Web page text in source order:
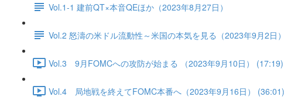
Vol.1-1 建前QT×本音QEほか（2023年8月27日）
Vol.2 怒濤の米ドル流動性～米国の本気を見る（2023年9月2日）
Vol.3 9月FOMCへの攻防が始まる （2023年9月10日） (17:19)
Vol.4 局地戦を終えてFOMC本番へ（2023年9月16日） (36:01)